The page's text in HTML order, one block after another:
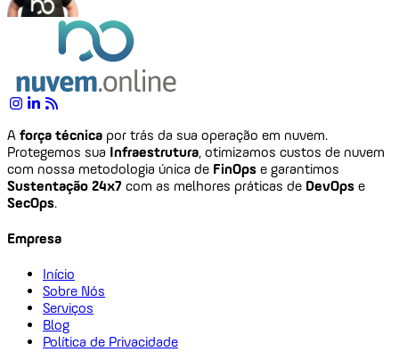
A força técnica por trás da sua operação em nuvem.
Protegemos sua Infraestrutura, otimizamos custos de nuvem
com nossa metodologia única de FinOps e garantimos
Sustentação 24x7 com as melhores práticas de DevOps e
SecOps.
Empresa
Início
Sobre Nós
Serviços
Blog
Política de Privacidade